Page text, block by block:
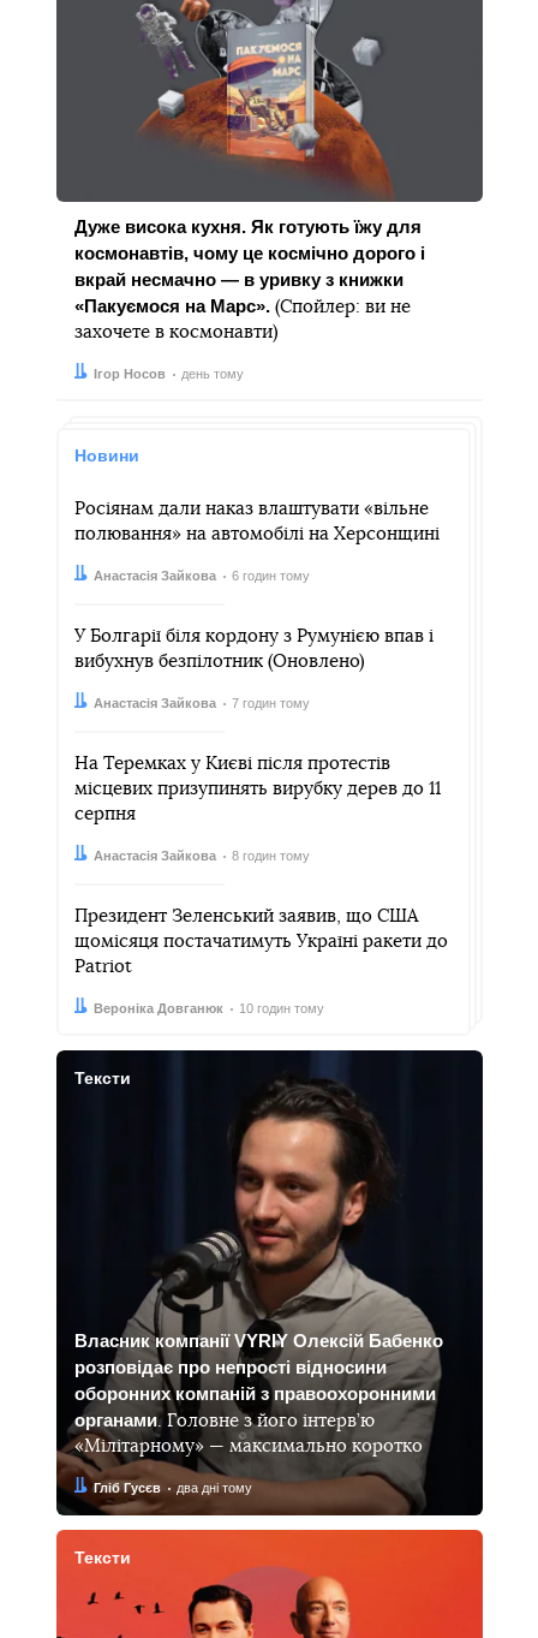
Дуже висока кухня. Як готують їжу для
космонавтів, чому це космічно дорого і
вкрай несмачно — в уривку з книжки
«Пакуємося на Марс». (Спойлер: ви не
захочете в космонавти)
Автор:Ігор Носов
Дата: день тому
Новини
Росіянам дали наказ влаштувати «вільне
полювання» на автомобілі на Херсонщині
Автор:Анастасія Зайкова
Дата: 6 годин тому
У Болгарії біля кордону з Румунією впав і
вибухнув безпілотник (Оновлено)
Автор:Анастасія Зайкова
Дата: 7 годин тому
На Теремках у Києві після протестів
місцевих призупинять вирубку дерев до 11
серпня
Автор:Анастасія Зайкова
Дата: 8 годин тому
Президент Зеленський заявив, що США
щомісяця постачатимуть Україні ракети до
Patriot
Автор:Вероніка Довганюк
Дата: 10 годин тому
Тексти
Власник компанії VYRIY Олексій Бабенко
розповідає про непрості відносини
оборонних компаній з правоохоронними
органами. Головне з його інтерв’ю
«Мілітарному» — максимально коротко
Автор:
Гліб Гусєв
Дата: два дні тому
Тексти